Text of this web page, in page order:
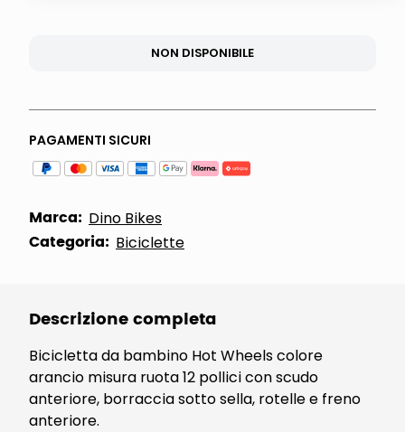
NON DISPONIBILE
PAGAMENTI SICURI
Marca: Dino Bikes
Categoria: Biciclette
Descrizione completa
Bicicletta da bambino Hot Wheels colore
arancio misura ruota 12 pollici con scudo
anteriore, borraccia sotto sella, rotelle e freno
anteriore.